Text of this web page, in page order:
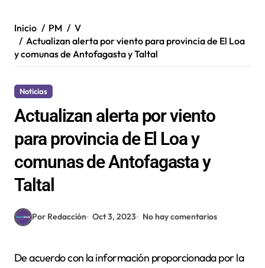
Inicio PM
V
Actualizan alerta por viento para provincia de El Loa
y comunas de Antofagasta y Taltal
Noticias
Actualizan alerta por viento
para provincia de El Loa y
comunas de Antofagasta y
Taltal
Por Redacción Oct 3, 2023 No hay comentarios
De acuerdo con la información proporcionada por la